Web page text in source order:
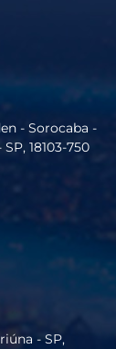
- Sorocaba -
18103-750
- SP,